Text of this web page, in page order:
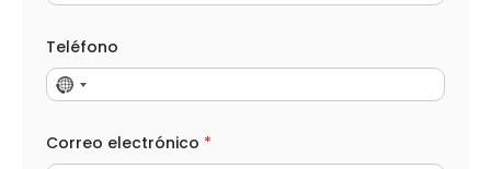
Teléfono
Correo electrónico *